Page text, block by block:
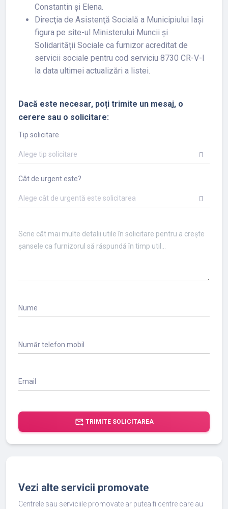
Constantin și Elena.
Direcţia de Asistenţă Socială a Municipiului Iași
figura pe site-ul Ministerului Muncii și
Solidarității Sociale ca furnizor acreditat de
servicii sociale pentru cod serviciu 8730 CR-V-I
la data ultimei actualizări a listei.
Dacă este necesar, poți trimite un mesaj, o
cerere sau o solicitare:
Tip solicitare
Alege tip solicitare
Cât de urgent este?
Alege cât de urgentă este solicitarea
Nume
Număr telefon mobil
Email
forward_to_inbox TRIMITE SOLICITAREA
Vezi alte servicii promovate
Centrele sau serviciile promovate ar putea fi centre care au